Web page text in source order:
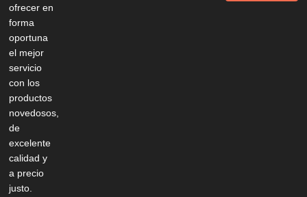
ofrecer en
forma
oportuna
el mejor
servicio
con los
productos
novedosos,
de
excelente
calidad y
a precio
justo.